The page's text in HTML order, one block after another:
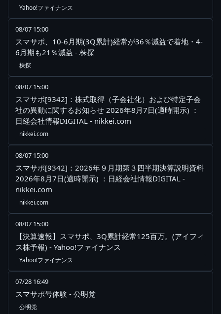
Yahoo!ファイナンス
08/07 15:00
スマサポ、10-6月期(3Q累計)経常が36％減益で着地・4-
6月期も21％減益 - 株探
株探
08/07 15:00
スマサポ[9342]：株式取得（子会社化）および特定子会
社の異動に関するお知らせ 2026年8月7日(適時開示) ：
日経会社情報DIGITAL - nikkei.com
nikkei.com
08/07 15:00
スマサポ[9342]：2026年９月期第３四半期決算説明資料
2026年8月7日(適時開示) ：日経会社情報DIGITAL -
nikkei.com
nikkei.com
08/07 15:00
【決算速報】スマサポ、3Q累計経常125百万。(アイフィ
ス株予報) - Yahoo!ファイナンス
Yahoo!ファイナンス
07/28 16:49
スマサポ号体験 - 公明党
公明党